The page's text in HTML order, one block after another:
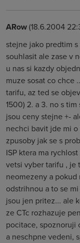
ARow(18.6.2004
stejne jako predtim
souhlasit ale zase v
u nas si kazdy
muze sosat co chce
tarifu, az ted se
1500) 2. a 3. no s
jsou ceny stejne +-
nechci bavit jde mi
zpusoby jak se s
ISP ktera ma
vetsi vyber tarifu , je
neomezeny a
odstrihnou a to se
jsou jen pritez... ale
ze CTc rozhazuje
pocitace, spoznoruji
a neschpne vedeni,